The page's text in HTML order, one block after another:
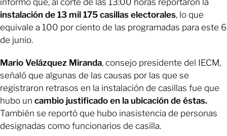
instalación de 13 mil 175 casillas electorales, lo que
equivale a 100 por ciento de las programadas para este 6
de junio.
Mario Velázquez Miranda, consejo presidente del IECM,
señaló que algunas de las causas por las que se
registraron retrasos en la instalación de casillas fue que
hubo un cambio justificado en la ubicación de éstas.
También se reportó que hubo inasistencia de personas
designadas como funcionarios de casilla.